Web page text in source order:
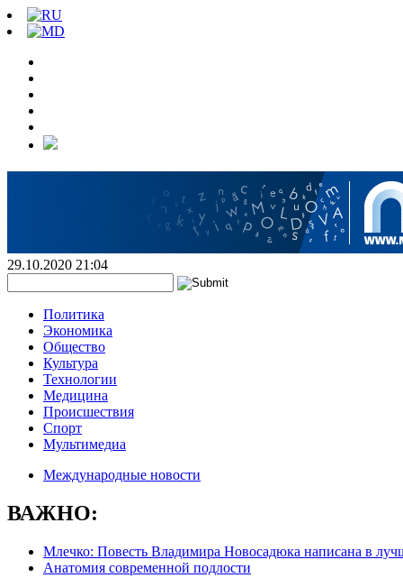
29.10.2020 21:04
Политика
Экономика
Общество
Культура
Технологии
Медицина
Происшествия
Спорт
Мультимедиа
Международные новости
ВАЖНО:
Млечко: Повесть Владимира Новосадюка написана в
Анатомия современной подлости